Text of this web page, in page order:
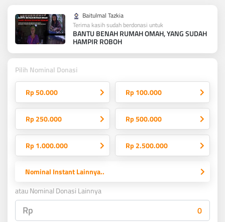
Baitulmal Tazkia
Terima kasih sudah berdonasi untuk
BANTU BENAH RUMAH OMAH, YANG SUDAH
HAMPIR ROBOH
Pilih Nominal Donasi
Rp 50.000 Rp 100.000
Rp 250.000 Rp 500.000
Rp 1.000.000 Rp 2.500.000
Nominal Instant Lainnya..
atau Nominal Donasi Lainnya
Rp